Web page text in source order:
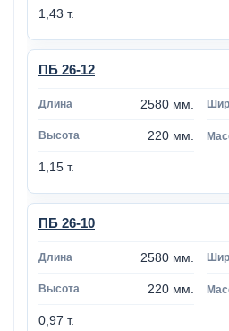
1,43 т.
ПБ 26-12
2580 мм.
220 мм.
1,15 т.
ПБ 26-10
2580 мм.
220 мм.
0,97 т.